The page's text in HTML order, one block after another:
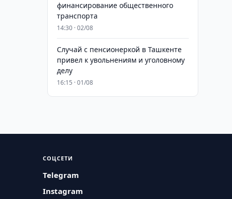
финансирование общественного
транспорта
14:30 · 02/08
Случай с пенсионеркой в Ташкенте
привел к увольнениям и уголовному
делу
16:15 · 01/08
СОЦСЕТИ
Telegram
Instagram